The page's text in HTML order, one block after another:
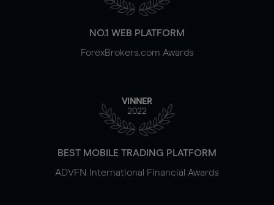
NO.1 WEB PLATFORM
ForexBrokers.com Awards
VINNER
2022
BEST MOBILE TRADING PLATFORM
ADVFN International Financial Awards